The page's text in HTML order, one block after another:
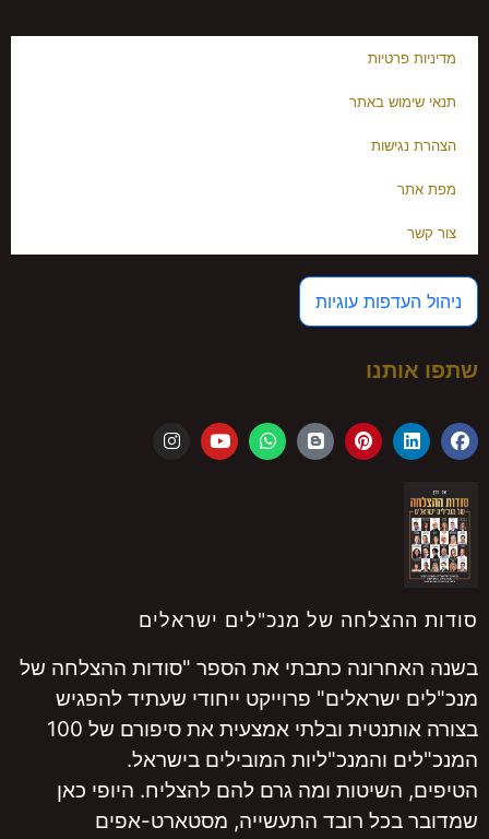
מדיניות פרטיות
תנאי שימוש באתר
הצהרת נגישות
מפת אתר
צור קשר
ניהול העדפות עוגיות
שתפו אותנו
סודות ההצלחה של מנכ"לים ישראלים
בשנה האחרונה כתבתי את הספר "סודות ההצלחה של
מנכ"לים ישראלים" פרוייקט ייחודי שעתיד להפגיש
בצורה אותנטית ובלתי אמצעית את סיפורם של 100
המנכ"לים והמנכ"ליות המובילים בישראל.
הטיפים, השיטות ומה גרם להם להצליח. היופי כאן
שמדובר בכל רובד התעשייה, מסטארט-אפים